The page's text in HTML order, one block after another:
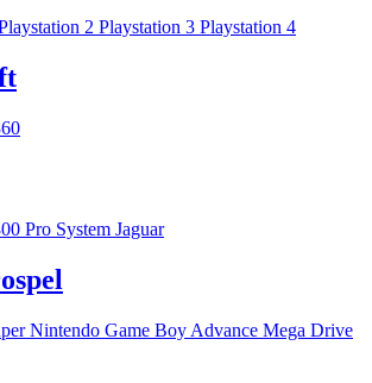
2 Playstation 3 Playstation 4
Pro System Jaguar
Nintendo Game Boy Advance Mega Drive